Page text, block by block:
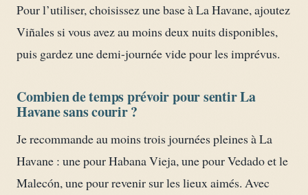
Pour l’utiliser, choisissez une base à La Havane, ajoutez
Viñales si vous avez au moins deux nuits disponibles,
puis gardez une demi-journée vide pour les imprévus.
Combien de temps prévoir pour sentir La
Havane sans courir ?
Je recommande au moins trois journées pleines à La
Havane : une pour Habana Vieja, une pour Vedado et le
Malecón, une pour revenir sur les lieux aimés. Avec